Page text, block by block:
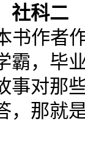
社科二
作者
霸，毕
事对那
，那就